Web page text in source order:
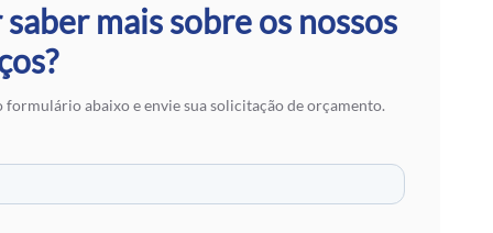
Aço Galvanizado
para Telhado
de Zinco
mais sobre os nossos
formulário abaixo e envie sua solicitação de orçamento.